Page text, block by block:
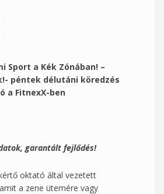
Sport a Kék Zónában! –
péntek délutáni köredzés
a FitnexX-ben
garantált fejlődés!
oktató által vezetett
a zene ütemére vagy